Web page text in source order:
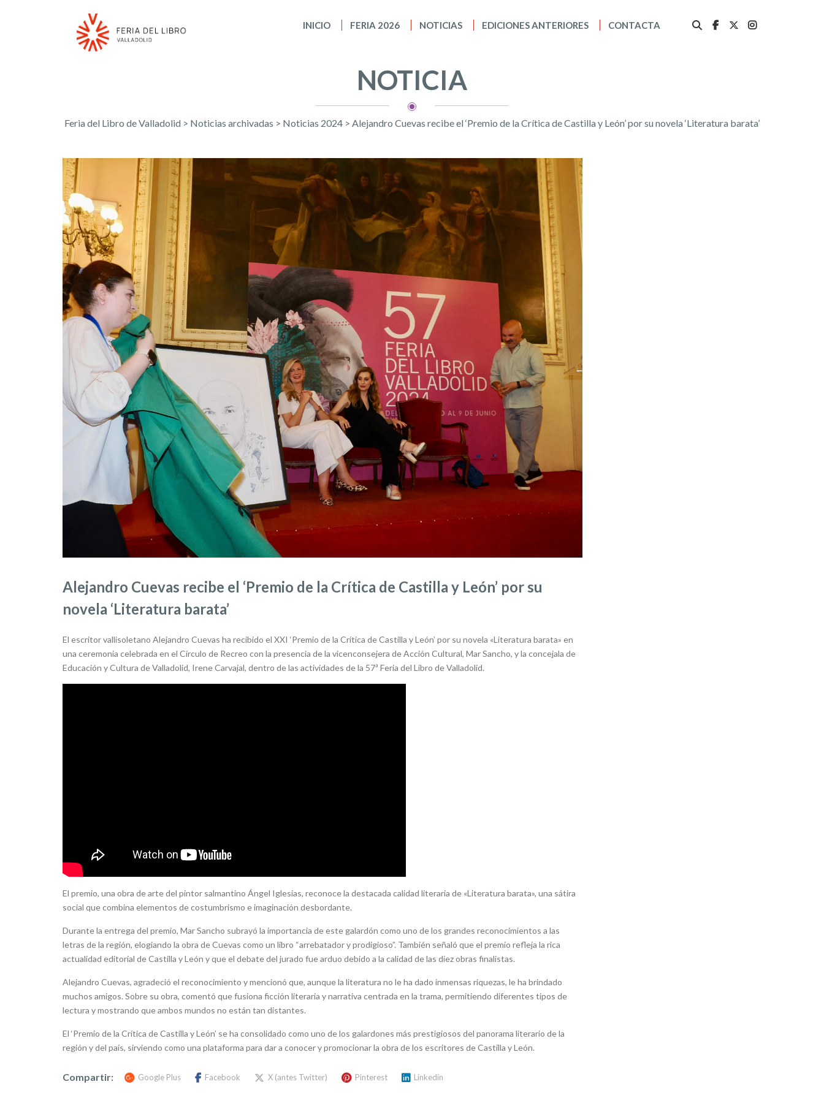
INICIO FERIA 2026 NOTICIAS EDICIONES ANTERIORES CONTACTA
NOTICIA
Feria del Libro de Valladolid > Noticias archivadas > Noticias 2024 > Alejandro Cuevas recibe el ‘Premio de la Crítica de Castilla y León’ por su novela ‘Literatura barata’
Alejandro Cuevas recibe el ‘Premio de la Crítica de Castilla y León’ por su
novela ‘Literatura barata’
El escritor vallisoletano Alejandro Cuevas ha recibido el XXI ‘Premio de la Crítica de Castilla y León’ por su novela «Literatura barata» en
una ceremonia celebrada en el Círculo de Recreo con la presencia de la vicenconsejera de Acción Cultural, Mar Sancho, y la concejala de
Educación y Cultura de Valladolid, Irene Carvajal, dentro de las actividades de la 57ª Feria del Libro de Valladolid.
El premio, una obra de arte del pintor salmantino Ángel Iglesias, reconoce la destacada calidad literaria de «Literatura barata», una sátira
social que combina elementos de costumbrismo e imaginación desbordante.
Durante la entrega del premio, Mar Sancho subrayó la importancia de este galardón como uno de los grandes reconocimientos a las
letras de la región, elogiando la obra de Cuevas como un libro “arrebatador y prodigioso”. También señaló que el premio refleja la rica
actualidad editorial de Castilla y León y que el debate del jurado fue arduo debido a la calidad de las diez obras finalistas.
Alejandro Cuevas, agradeció el reconocimiento y mencionó que, aunque la literatura no le ha dado inmensas riquezas, le ha brindado
muchos amigos. Sobre su obra, comentó que fusiona ficción literaria y narrativa centrada en la trama, permitiendo diferentes tipos de
lectura y mostrando que ambos mundos no están tan distantes.
El ‘Premio de la Crítica de Castilla y León’ se ha consolidado como uno de los galardones más prestigiosos del panorama literario de la
región y del país, sirviendo como una plataforma para dar a conocer y promocionar la obra de los escritores de Castilla y León.
Compartir: Google Plus Facebook X (antes Twitter) Pinterest Linkedin